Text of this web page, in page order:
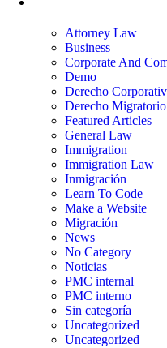
Attorney Law
Business
Corporate And
Demo
Derecho
Derecho Migratorio
Featured Articles
General Law
Immigration
Immigration Law
Inmigración
Learn To Code
Make a Website
Migración
News
No Category
Noticias
PMC internal
PMC interno
Sin categoría
Uncategorized
Uncategorized